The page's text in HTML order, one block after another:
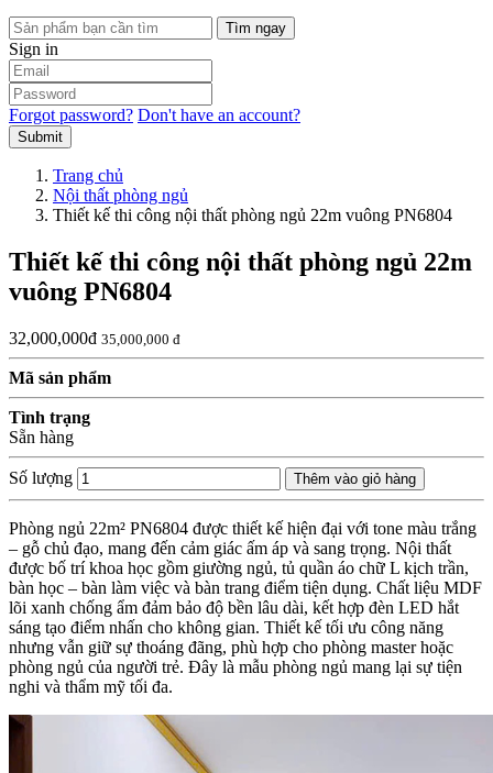
Tìm ngay
Sign in
Forgot password? Don't have an account?
Submit
Trang chủ
Nội thất phòng ngủ
Thiết kế thi công nội thất phòng ngủ 22m vuông PN6804
Thiết kế thi công nội thất phòng ngủ 22m
vuông PN6804
32,000,000đ 35,000,000 đ
Mã sản phẩm
Tình trạng
Sẵn hàng
Số lượng Thêm vào giỏ hàng
Phòng ngủ 22m² PN6804 được thiết kế hiện đại với tone màu trắng
– gỗ chủ đạo, mang đến cảm giác ấm áp và sang trọng. Nội thất
được bố trí khoa học gồm giường ngủ, tủ quần áo chữ L kịch trần,
bàn học – bàn làm việc và bàn trang điểm tiện dụng. Chất liệu MDF
lõi xanh chống ẩm đảm bảo độ bền lâu dài, kết hợp đèn LED hắt
sáng tạo điểm nhấn cho không gian. Thiết kế tối ưu công năng
nhưng vẫn giữ sự thoáng đãng, phù hợp cho phòng master hoặc
phòng ngủ của người trẻ. Đây là mẫu phòng ngủ mang lại sự tiện
nghi và thẩm mỹ tối đa.